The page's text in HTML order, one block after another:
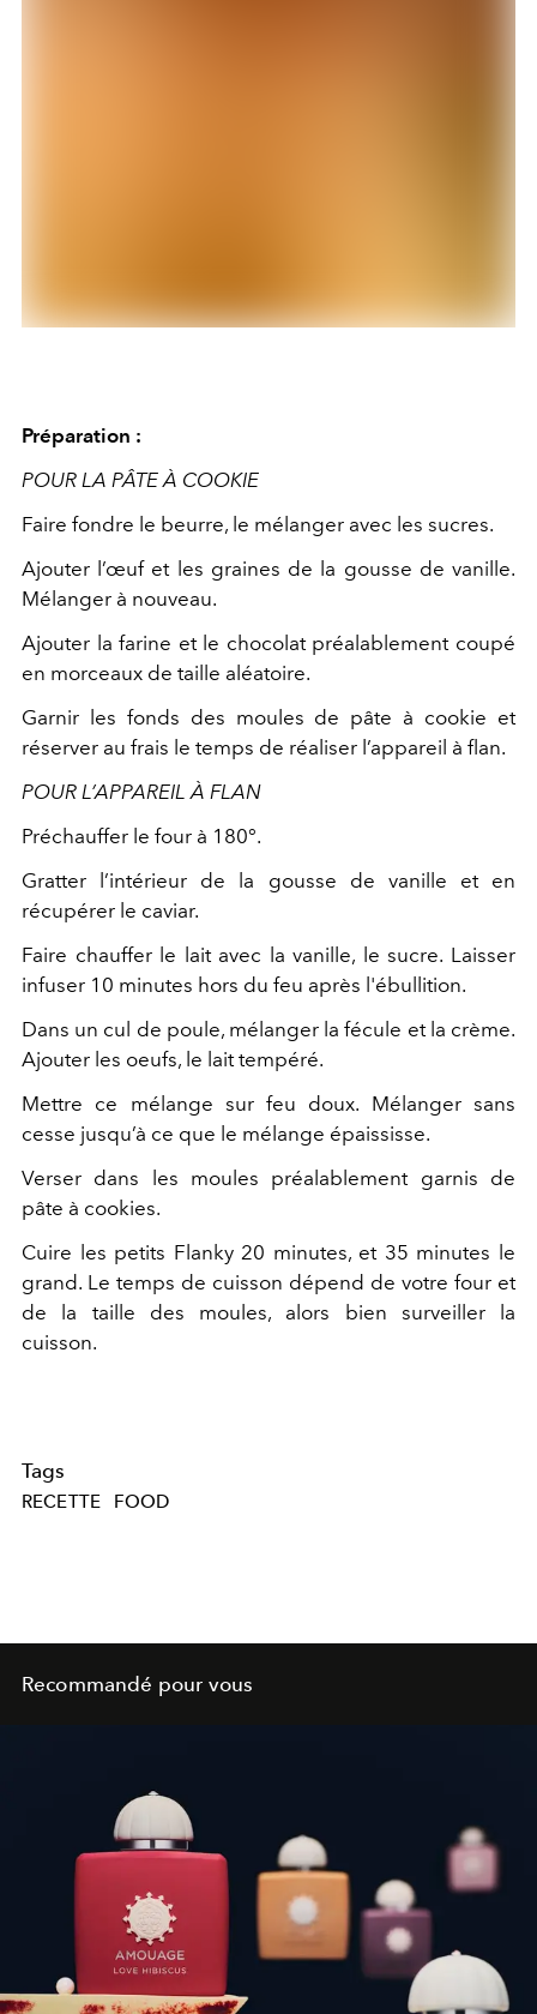
Préparation :
POUR LA PÂTE À COOKIE
Faire fondre le beurre, le mélanger avec les sucres.
Ajouter l’œuf et les graines de la gousse de vanille.
Mélanger à nouveau.
Ajouter la farine et le chocolat préalablement coupé
en morceaux de taille aléatoire.
Garnir les fonds des moules de pâte à cookie et
réserver au frais le temps de réaliser l’appareil à flan.
POUR L’APPAREIL À FLAN
Préchauffer le four à 180°.
Gratter l’intérieur de la gousse de vanille et en
récupérer le caviar.
Faire chauffer le lait avec la vanille, le sucre. Laisser
infuser 10 minutes hors du feu après l'ébullition.
Dans un cul de poule, mélanger la fécule et la crème.
Ajouter les oeufs, le lait tempéré.
Mettre ce mélange sur feu doux. Mélanger sans
cesse jusqu’à ce que le mélange épaississe.
Verser dans les moules préalablement garnis de
pâte à cookies.
Cuire les petits Flanky 20 minutes, et 35 minutes le
grand. Le temps de cuisson dépend de votre four et
de la taille des moules, alors bien surveiller la
cuisson.
Tags
RECETTE FOOD
Recommandé pour vous